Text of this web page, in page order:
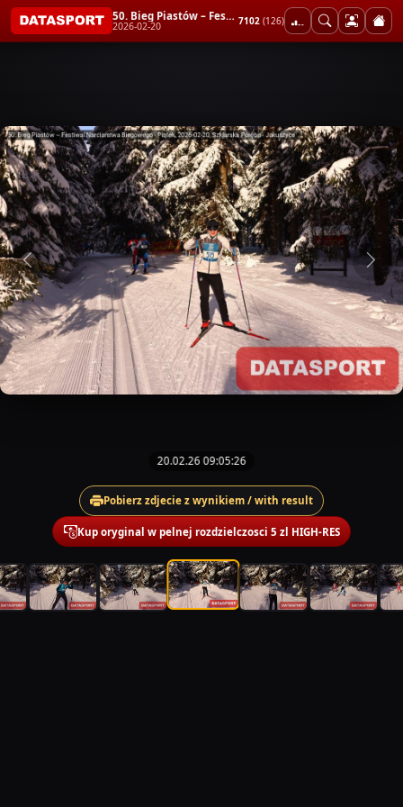
50. Bieg Piastów – Festiwal Narciarstwa Biegowego - Piątek
2026-02-20 7102 (126)
20.02.26 09:05:26
Pobierz zdjecie z wynikiem / with result
Kup oryginal w pelnej rozdzielczosci 5 zl HIGH-RES